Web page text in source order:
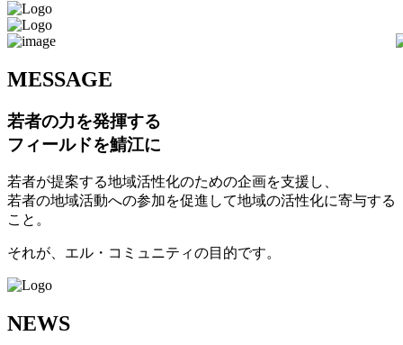
MESSAGE
若者の力を発揮する
フィールドを鯖江に
若者が提案する地域活性化のための企画を支援し、
若者の地域活動への参加を促進して地域の活性化に寄与する
こと。
それが、エル・コミュニティの目的です。
NEWS